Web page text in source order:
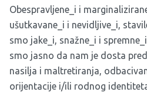
Obespravljene_i i
ušutkavane_i i nevidljive_i,
smo jake_i, snažne_i i
smo jasno da nam je dosta
nasilja i maltretiranja,
orijentacije i/ili rodnog